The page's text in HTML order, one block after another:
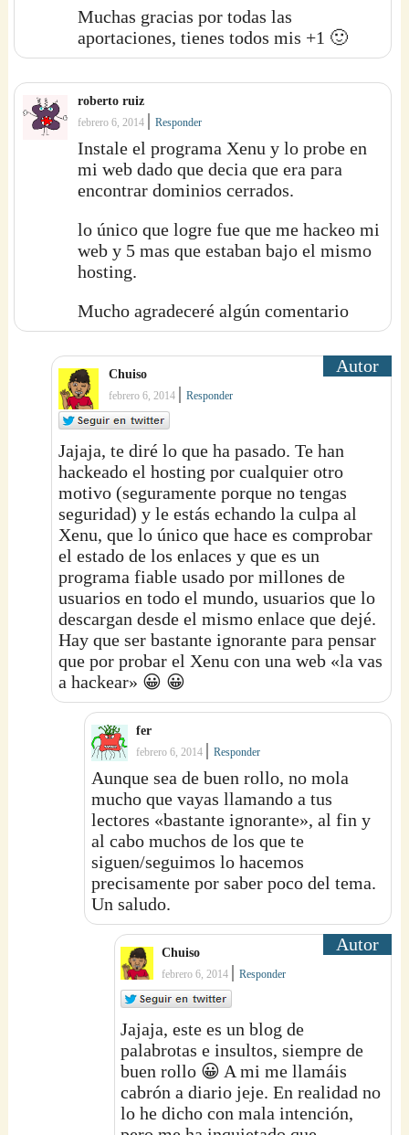
Muchas gracias por todas las
aportaciones, tienes todos mis +1 🙂
roberto ruiz
febrero 6, 2014 |Responder
Instale el programa Xenu y lo probe en
mi web dado que decia que era para
encontrar dominios cerrados.
lo único que logre fue que me hackeo mi
web y 5 mas que estaban bajo el mismo
hosting.
Mucho agradeceré algún comentario
Chuiso
febrero 6, 2014 |Responder
Jajaja, te diré lo que ha pasado. Te han
hackeado el hosting por cualquier otro
motivo (seguramente porque no tengas
seguridad) y le estás echando la culpa al
Xenu, que lo único que hace es comprobar
el estado de los enlaces y que es un
programa fiable usado por millones de
usuarios en todo el mundo, usuarios que lo
descargan desde el mismo enlace que dejé.
Hay que ser bastante ignorante para pensar
que por probar el Xenu con una web «la vas
a hackear» 😀 😀
fer
febrero 6, 2014 |Responder
Aunque sea de buen rollo, no mola
mucho que vayas llamando a tus
lectores «bastante ignorante», al fin y
al cabo muchos de los que te
siguen/seguimos lo hacemos
precisamente por saber poco del tema.
Un saludo.
Chuiso
febrero 6, 2014 | Responder
Jajaja, este es un blog de
palabrotas e insultos, siempre de
buen rollo 😀 A mi me llamáis
cabrón a diario jeje. En realidad no
lo he dicho con mala intención,